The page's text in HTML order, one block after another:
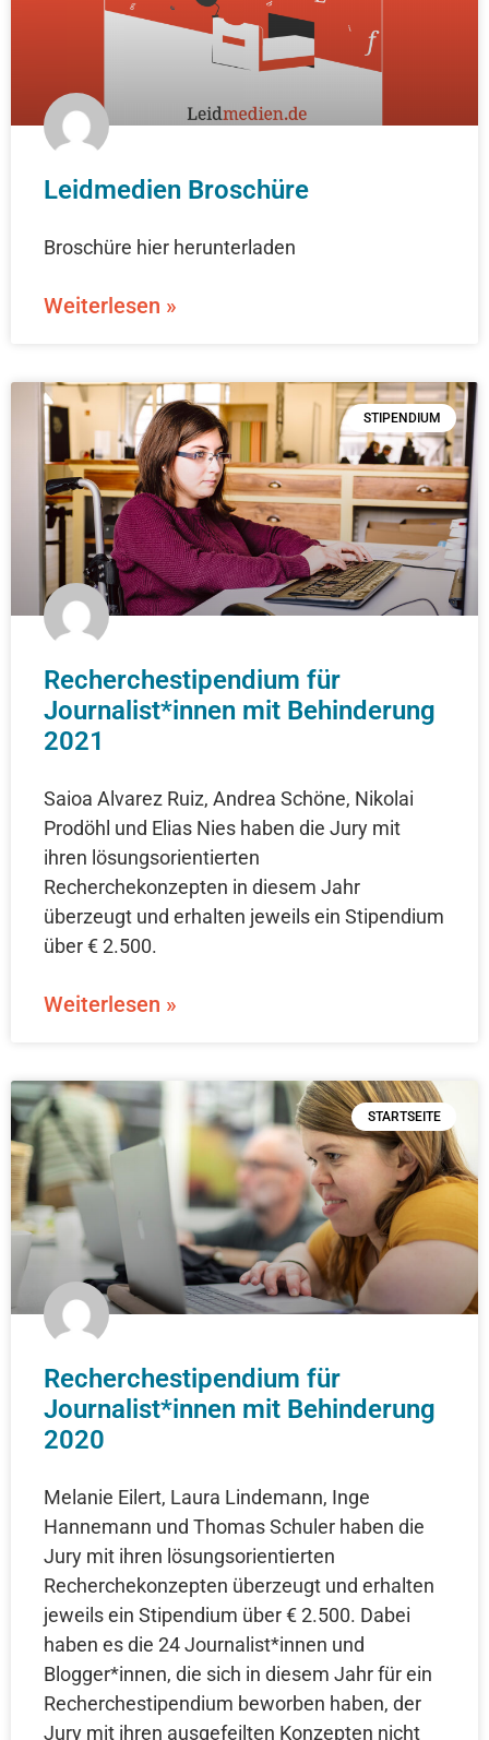
Leidmedien Broschüre
Broschüre hier herunterladen
Weiterlesen »
STIPENDIUM
Recherchestipendium für
Journalist*innen mit Behinderung
2021
Saioa Alvarez Ruiz, Andrea Schöne, Nikolai
Prodöhl und Elias Nies haben die Jury mit
ihren lösungsorientierten
Recherchekonzepten in diesem Jahr
überzeugt und erhalten jeweils ein Stipendium
über € 2.500.
Weiterlesen »
STARTSEITE
Recherchestipendium für
Journalist*innen mit Behinderung
2020
Melanie Eilert, Laura Lindemann, Inge
Hannemann und Thomas Schuler haben die
Jury mit ihren lösungsorientierten
Recherchekonzepten überzeugt und erhalten
jeweils ein Stipendium über € 2.500. Dabei
haben es die 24 Journalist*innen und
Blogger*innen, die sich in diesem Jahr für ein
Recherchestipendium beworben haben, der
Jury mit ihren ausgefeilten Konzepten nicht